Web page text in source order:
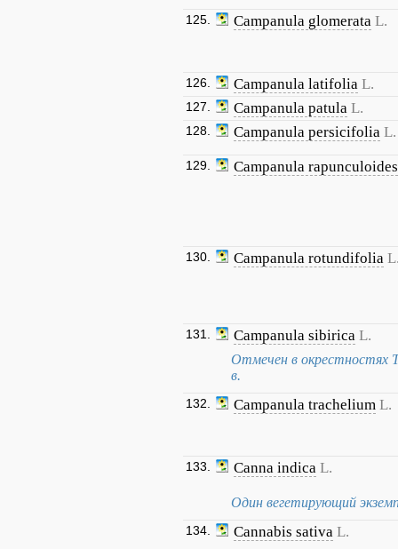
125. Campanula glomerata L.
126. Campanula latifolia L.
127. Campanula patula L.
128. Campanula persicifolia L.
129. Campanula rapunculoides
130. Campanula rotundifolia
131. Campanula sibirica L.
Отмечен в окрестностях
в.
132. Campanula trachelium L.
133. Canna indica L.
Один вегетирующий
134. Cannabis sativa L.